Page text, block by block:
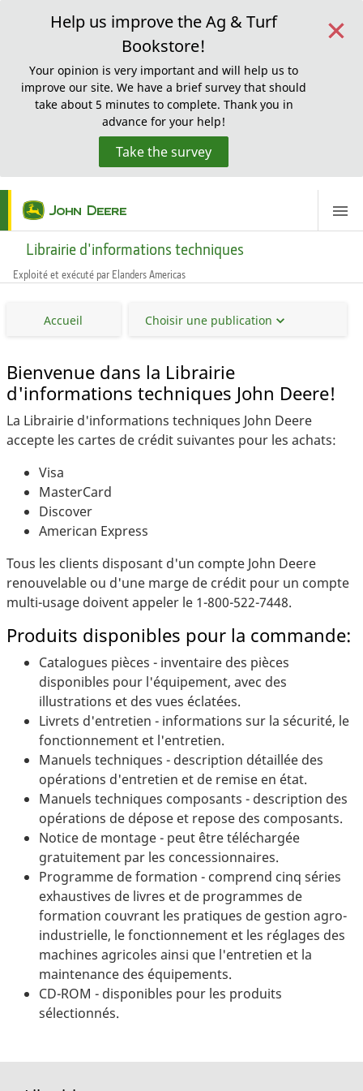
Help us improve the Ag & Turf
Bookstore!
Your opinion is very important and will help us to
improve our site. We have a brief survey that should
take about 5 minutes to complete. Thank you in
advance for your help!
Take the survey
×
ScreenReaderLoadingMessage
Librairie d'informations techniques
Exploité et exécuté par Elanders Americas
Accueil Choisir une publication
Bienvenue dans la Librairie
d'informations techniques John Deere!
La Librairie d'informations techniques John Deere
accepte les cartes de crédit suivantes pour les achats:
Visa
MasterCard
Discover
American Express
Tous les clients disposant d'un compte John Deere
renouvelable ou d'une marge de crédit pour un compte
multi-usage doivent appeler le 1-800-522-7448.
Produits disponibles pour la commande:
Catalogues pièces - inventaire des pièces
disponibles pour l'équipement, avec des
illustrations et des vues éclatées.
Livrets d'entretien - informations sur la sécurité, le
fonctionnement et l'entretien.
Manuels techniques - description détaillée des
opérations d'entretien et de remise en état.
Manuels techniques composants - description des
opérations de dépose et repose des composants.
Notice de montage - peut être téléchargée
gratuitement par les concessionnaires.
Programme de formation - comprend cinq séries
exhaustives de livres et de programmes de
formation couvrant les pratiques de gestion agro-
industrielle, le fonctionnement et les réglages des
machines agricoles ainsi que l'entretien et la
maintenance des équipements.
CD-ROM - disponibles pour les produits
sélectionnés.